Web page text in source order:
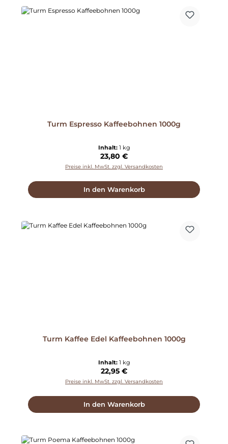
Turm Espresso Kaffeebohnen 1000g
Inhalt: 1 kg
Regulärer Preis:
23,80 €
Preise inkl. MwSt. zzgl. Versandkosten
In den Warenkorb
Turm Kaffee Edel Kaffeebohnen 1000g
Inhalt: 1 kg
Regulärer Preis:
22,95 €
Preise inkl. MwSt. zzgl. Versandkosten
In den Warenkorb